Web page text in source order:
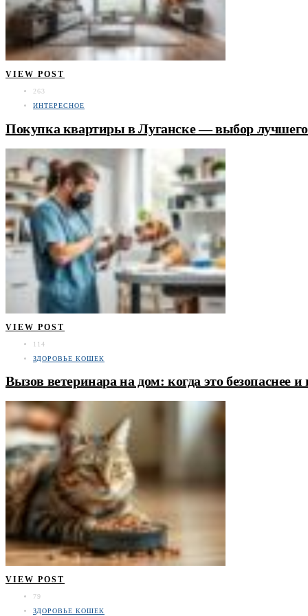
VIEW POST
263
ИНТЕРЕСНОЕ
Покупка квартиры в Луганске — выбор
VIEW POST
114
ЗДОРОВЬЕ КОШЕК
Вызов ветеринара на дом: когда это безопаснее
VIEW POST
79
ЗДОРОВЬЕ КОШЕК